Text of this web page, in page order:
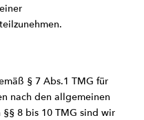
§ 7 Abs.1 TMG für
nach den allgemeinen
8 bis 10 TMG sind wir